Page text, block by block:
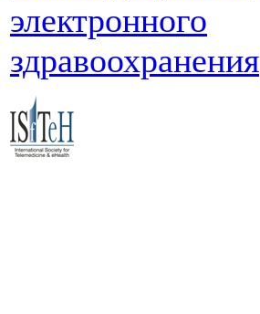
электронного
здравоохранения